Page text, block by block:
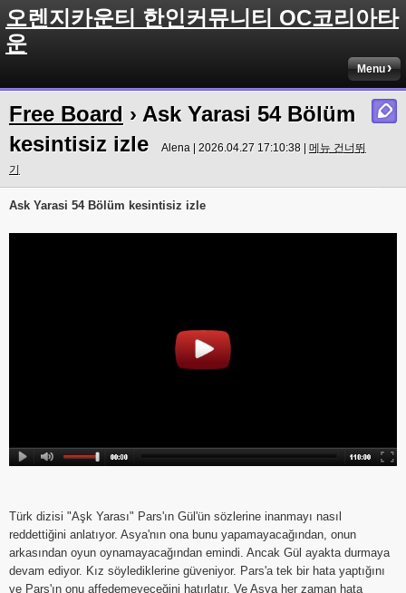
오렌지카운티 한인커뮤니티 OC코리아타
운
Menu
Free Board › Ask Yarasi 54 Bölüm
kesintisiz izle
Alena | 2026.04.27 17:10:38 | 메뉴 건너뛰
기
Ask Yarasi 54 Bölüm kesintisiz izle
Türk dizisi "Aşk Yarası" Pars'ın Gül'ün sözlerine inanmayı nasıl
reddettiğini anlatıyor. Asya'nın ona bunu yapamayacağından, onun
arkasından oyun oynamayacağından emindi. Ancak Gül ayakta durmaya
devam ediyor. Kız söylediklerine güveniyor. Pars'a tek bir hata yaptığını
ve Pars'ın onu affedemeyeceğini hatırlatır. Ve Asya her zaman hata